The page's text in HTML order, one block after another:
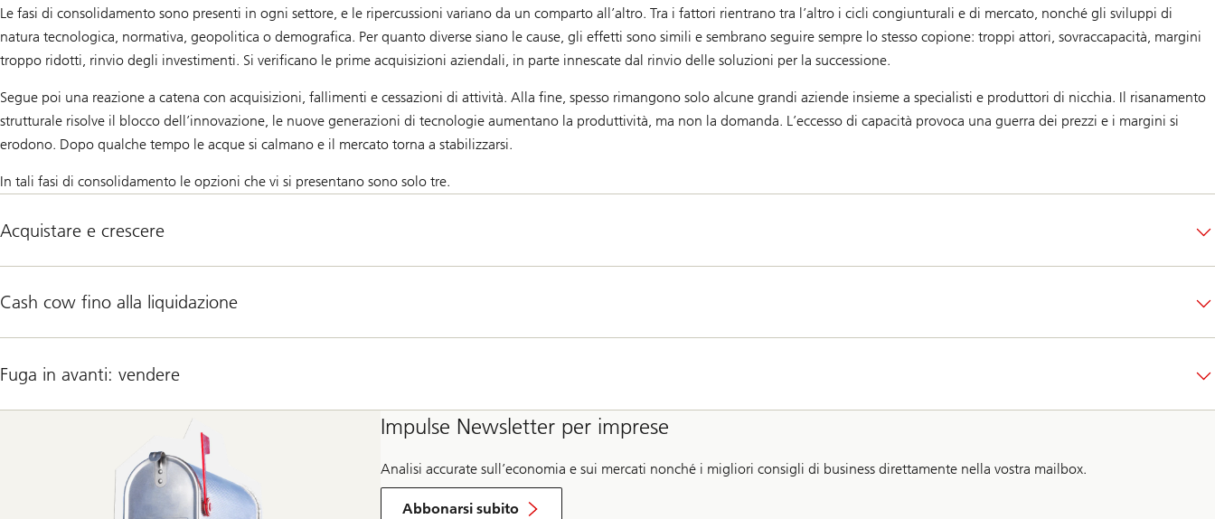
Le fasi di consolidamento sono presenti in ogni settore, e le ripercussioni variano da un comparto all’altro. Tra i fattori rientrano tra l’altro i cicli congiunturali e di mercato, nonché gli sviluppi di
natura tecnologica, normativa, geopolitica o demografica. Per quanto diverse siano le cause, gli effetti sono simili e sembrano seguire sempre lo stesso copione: troppi attori, sovraccapacità, margini
troppo ridotti, rinvio degli investimenti. Si verificano le prime acquisizioni aziendali, in parte innescate dal rinvio delle soluzioni per la successione.
Segue poi una reazione a catena con acquisizioni, fallimenti e cessazioni di attività. Alla fine, spesso rimangono solo alcune grandi aziende insieme a specialisti e produttori di nicchia. Il risanamento
strutturale risolve il blocco dell’innovazione, le nuove generazioni di tecnologie aumentano la produttività, ma non la domanda. L’eccesso di capacità provoca una guerra dei prezzi e i margini si
erodono. Dopo qualche tempo le acque si calmano e il mercato torna a stabilizzarsi.
In tali fasi di consolidamento le opzioni che vi si presentano sono solo tre.
Acquistare e crescere
Cash cow fino alla liquidazione
Fuga in avanti: vendere
Impulse Newsletter per imprese
Analisi accurate sull’economia e sui mercati nonché i migliori consigli di business direttamente nella vostra mailbox.
Abbonarsi subito
per
la